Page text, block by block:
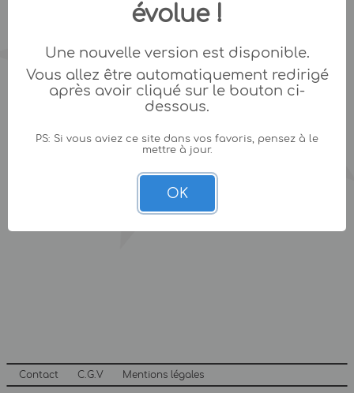
Contact C.G.V Mentions légales
évolue !
Une nouvelle version est disponible.
Vous allez être automatiquement redirigé
après avoir cliqué sur le bouton ci-
dessous.
PS: Si vous aviez ce site dans vos favoris, pensez à le
mettre à jour.
OK